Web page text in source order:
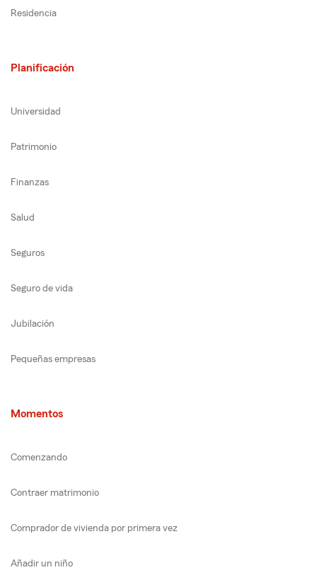
Residencia
Planificación
Universidad
Patrimonio
Finanzas
Salud
Seguros
Seguro de vida
Jubilación
Pequeñas empresas
Momentos
Comenzando
Contraer matrimonio
Comprador de vivienda por primera vez
Añadir un niño